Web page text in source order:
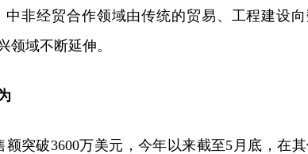
非经贸合作领域由传统的贸易、工程建设向
领域不断延伸。
额突破3600万美元，今年以来截至5月底，在